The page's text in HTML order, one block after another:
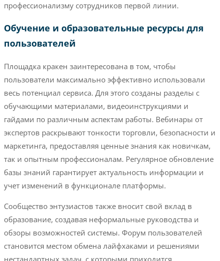
профессионализму сотрудников первой линии.
Обучение и образовательные ресурсы для
пользователей
Площадка кракен заинтересована в том, чтобы
пользователи максимально эффективно использовали
весь потенциал сервиса. Для этого созданы разделы с
обучающими материалами, видеоинструкциями и
гайдами по различным аспектам работы. Вебинары от
экспертов раскрывают тонкости торговли, безопасности и
маркетинга, предоставляя ценные знания как новичкам,
так и опытным профессионалам. Регулярное обновление
базы знаний гарантирует актуальность информации и
учет изменений в функционале платформы.
Сообщество энтузиастов также вносит свой вклад в
образование, создавая неформальные руководства и
обзоры возможностей системы. Форум пользователей
становится местом обмена лайфхаками и решениями
нестандартных задач, с которыми приходится